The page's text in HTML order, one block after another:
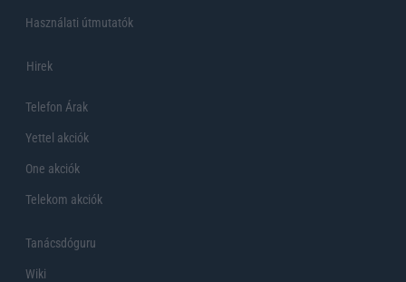
Használati útmutatók
Hirek
Telefon Árak
Yettel akciók
One akciók
Telekom akciók
Tanácsdóguru
Wiki